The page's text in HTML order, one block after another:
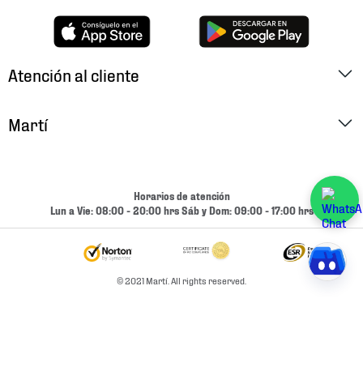
Atención al cliente
Cambios y Devoluciones
Condiciones de Entrega
Martí
Términos y Condiciones
Horarios de atención
Lun a Vie: 08:00 - 20:00 hrs Sáb y Dom: 09:00 - 17:00 hrs
© 2021 Martí. All rights reserved.